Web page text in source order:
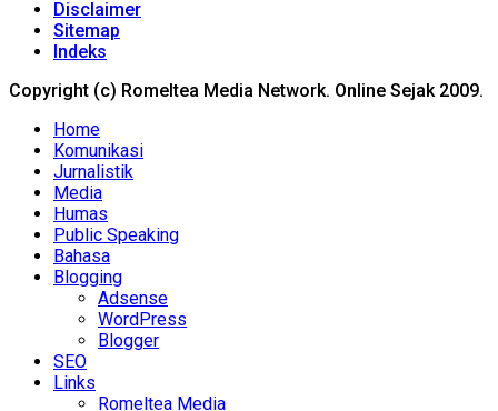
Disclaimer
Sitemap
Indeks
Copyright (c) Romeltea Media Network. Online Sejak 2009.
Home
Komunikasi
Jurnalistik
Media
Humas
Public Speaking
Bahasa
Blogging
Adsense
WordPress
Blogger
SEO
Links
Romeltea Media